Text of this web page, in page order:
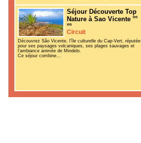
Séjour Découverte Top
Nature à Sao Vicente
Circuit
Découvrez São Vicente, l'île culturelle du Cap-Vert, réputée
pour ses paysages volcaniques, ses plages sauvages et
l'ambiance animée de Mindelo.
Ce séjour combine...